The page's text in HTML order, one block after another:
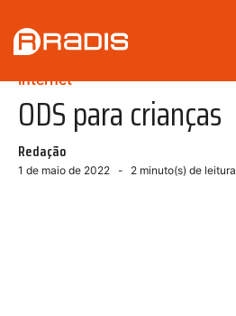
Internet
ODS para crianças
Redação
1 de maio de 2022 2 minuto(s) de leitura